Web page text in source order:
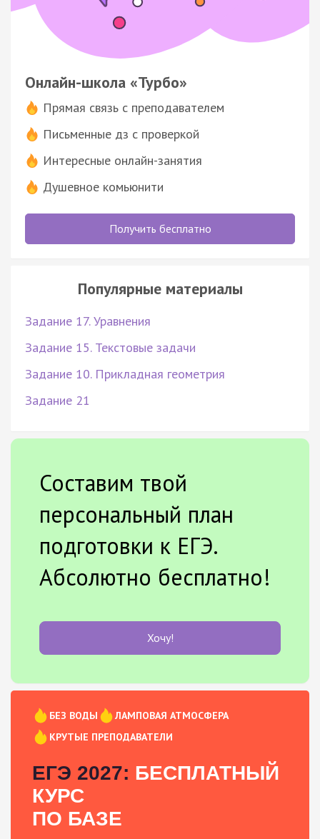
Онлайн-школа «Турбо»
Прямая связь с преподавателем
Письменные дз с проверкой
Интересные онлайн-занятия
Душевное комьюнити
Получить бесплатно
Популярные материалы
Задание 17. Уравнения
Задание 15. Текстовые задачи
Задание 10. Прикладная геометрия
Задание 21
Составим твой
персональный план
подготовки к ЕГЭ.
Абсолютно бесплатно!
Хочу!
БЕЗ ВОДЫ
ЛАМПОВАЯ АТМОСФЕРА
КРУТЫЕ ПРЕПОДАВАТЕЛИ
ЕГЭ 2027: БЕСПЛАТНЫЙ
КУРС
ПО БАЗЕ